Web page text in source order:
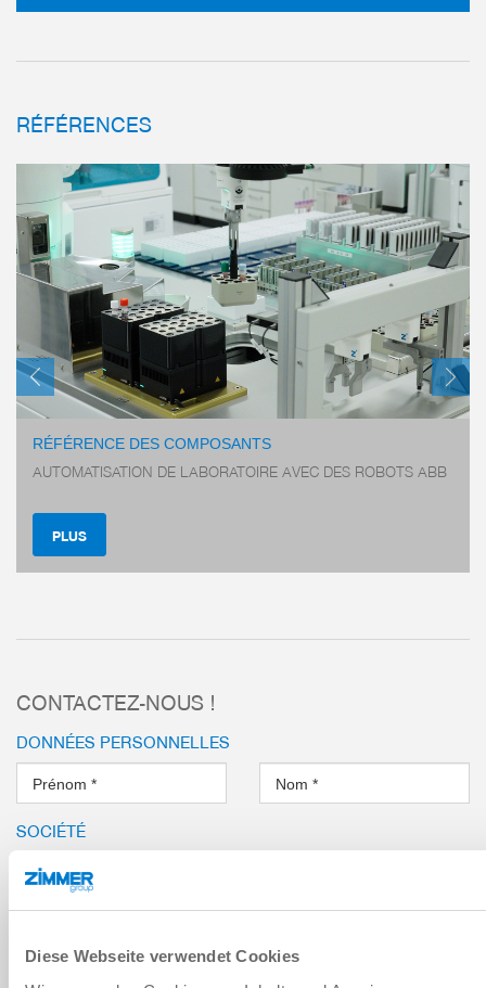
Diese Webseite verwendet Cookies
plus
RÉFÉRENCES
RÉFÉRENCE DES COMPOSANTS
AUTOMATISATION DE LABORATOIRE AVEC DES ROBOTS ABB
PLUS
CHANGEURS D‘OUTILS
SÉRIE FWR
CONTACTEZ-NOUS !
DONNÉES PERSONNELLES
Prénom * Nom *
SOCIÉTÉ
Société*